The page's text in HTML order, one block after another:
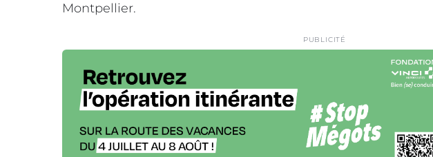
Montpellier.
PUBLICITÉ